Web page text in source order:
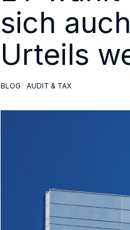
sich
Urteils
BLOG AUDIT & TAX